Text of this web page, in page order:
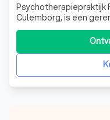
Psychotherapiepraktijk
Culemborg, is een
op volwassenen vanaf
psychotherapeut en
Koophandel, bieden
omgeving voor onze